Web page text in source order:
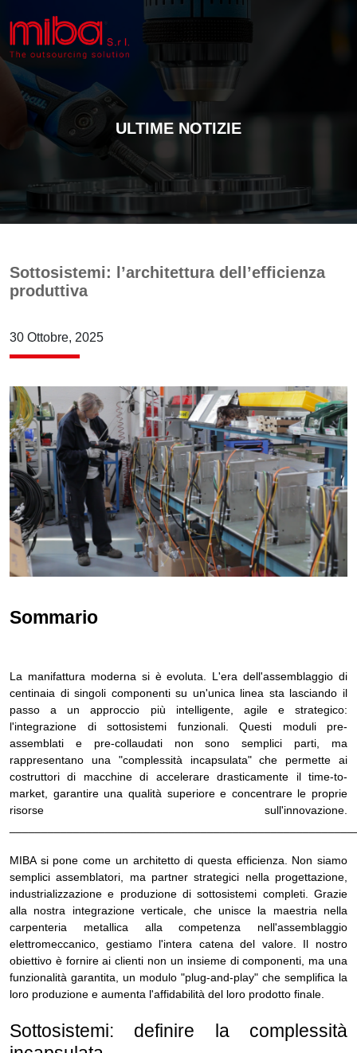
ULTIME NOTIZIE
Sottosistemi: l’architettura dell’efficienza
produttiva
30 Ottobre, 2025
Sommario
La manifattura moderna si è evoluta. L'era dell'assemblaggio di
centinaia di singoli componenti su un'unica linea sta lasciando il
passo a un approccio più intelligente, agile e strategico:
l'integrazione di sottosistemi funzionali. Questi moduli pre-
assemblati e pre-collaudati non sono semplici parti, ma
rappresentano una "complessità incapsulata" che permette ai
costruttori di macchine di accelerare drasticamente il time-to-
market, garantire una qualità superiore e concentrare le proprie
risorse sull'innovazione.
MIBA si pone come un architetto di questa efficienza. Non siamo
semplici assemblatori, ma partner strategici nella progettazione,
industrializzazione e produzione di sottosistemi completi. Grazie
alla nostra integrazione verticale, che unisce la maestria nella
carpenteria metallica alla competenza nell'assemblaggio
elettromeccanico, gestiamo l'intera catena del valore. Il nostro
obiettivo è fornire ai clienti non un insieme di componenti, ma una
funzionalità garantita, un modulo "plug-and-play" che semplifica la
loro produzione e aumenta l'affidabilità del loro prodotto finale.
Sottosistemi: definire la complessità